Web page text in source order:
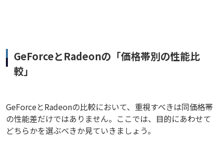
GeForceとRadeonの「価格帯別の性能比
較」
GeForceとRadeonの比較において、重視すべきは同価格帯
の性能差だけではありません。ここでは、目的にあわせて
どちらかを選ぶべきか見ていきましょう。